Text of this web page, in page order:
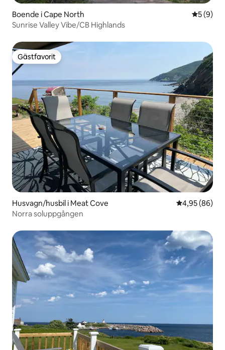
Boende i Cape North 5 av 5 i
5 (9)
Sunrise Valley Vibe/CB Highlands
Gästfavorit
Gästfavorit
Husvagn/husbil i Meat Cove 4,95 av 5 i
4,95 (86)
Norra soluppgången